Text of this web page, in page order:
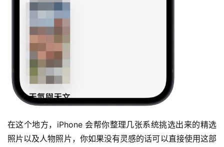
在这个地方，iPhone 会帮你整理几张系统挑选出来的精选
照片以及人物照片，你如果没有灵感的话可以直接使用这部